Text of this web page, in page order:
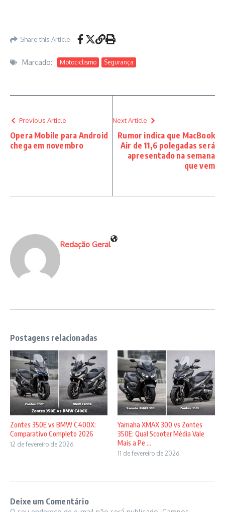
Share this Article
Marcado: Motociclismo Segurança
Previous Article
Opera Mobile para Android
chega em novembro
Next Article
Rumor indica que MacBook
Air de 11,6 polegadas será
apresentado na semana
que vem
Redação Geral
Postagens relacionadas
Zontes 350E vs BMW C400X:
Comparativo Completo 2026
12 de fevereiro de 2026
Yamaha XMAX 300 vs Zontes
350E: Qual Scooter Média Vale
Mais a Pe ...
11 de fevereiro de 2026
Deixe um Comentário